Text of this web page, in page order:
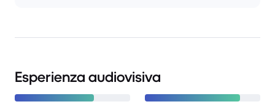
Esperienza audiovisiva